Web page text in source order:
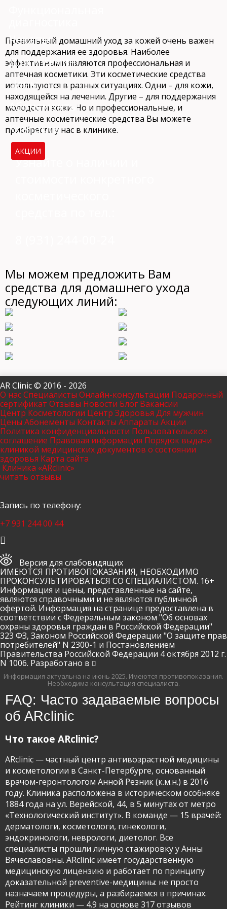
Чекапы
Для мужчин
Цены
Абонементы
Контакты
АКЦИИ
Правильный домашний уход за кожей очень важен
для поддержания ее здоровья. Наиболее
эффективными являются профессиональная и
аптечная косметики. Эти косметические средства
используются в разных ситуациях. Одни – для кожи,
находящейся на лечении. Другие – для поддержания
молодости кожи. Но и профессиональные, и
аптечные косметические средства Вы можете
приобрести у нас в клинике.
Узнайте о наличии и
Мы можем предложить Вам
средства для домашнего ухода
следующих линий:
AR Clinic © 2016 - 2026
О насСпециалисты Онлайн-консультации Подарочный
сертификат Отзывы Новости Блог Вакансии
Центр Косметологии Центр Здоровья Для мужчин
ЦеныАбонементы Контакты Аппараты Акции
Политика конфиденциальности Пользовательское
соглашение Правовая информация Порядок выдачи
клиникой медицинских документов о состоянии
здоровья Карта сайта
Клиника «ARclinic»
читать отзывы
Запись по телефону:
+7 931 244 00 44
Версия для слабовидящих
ИМЕЮТСЯ ПРОТИВОПОКАЗАНИЯ, НЕОБХОДИМО
ПРОКОНСУЛЬТИРОВАТЬСЯ СО СПЕЦИАЛИСТОМ. 16+
Информация и цены, представленные на сайте,
являются справочными и не являются публичной
офертой. Информация на странице предоставлена в
соответствии с Федеральным законом "Об основах
охраны здоровья граждан в Российской Федерации"
323 ФЗ, Законом Российской Федерации "О защите прав
потребителей" N 2300-1 и Постановлением
Правительства Российской Федерации 4 октября 2012 г.
N 1006. Разработано в
Информация актуальна на июнь 2025. Имеются противопоказания.
Необходима консультация специалиста.
FAQ: Часто задаваемые вопросы
об ARclinic
Что такое ARclinic?
ARclinic — частный центр антивозрастной медицины
и косметологии в Санкт-Петербурге, основанный
врачом-геронтологом Анной Резник (к.м.н.) в 2016
году. Клиника расположена в историческом особняке
1884 года на ул. Верейской, 44, в 5 минутах от метро
«Технологический институт». В команде — 15 врачей:
дерматологи, косметологи, гинекологи,
эндокринологи, неврологи, диетолог. Все
специалисты прошли личную стажировку у Анны
Вячеславовны. ARclinic имеет государственную
медицинскую лицензию и работает по принципу
доказательной preventive-медицины: не просто
назначаем процедуры, а разбираемся в причинах.
Рейтинг клиники — 4.9 на основе 317 отзывов
Имя и фамилия